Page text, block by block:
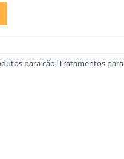
para cão,Tratamentos para